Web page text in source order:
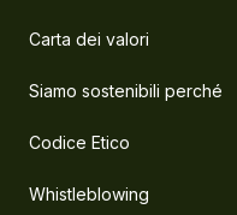
Carta dei valori
Siamo sostenibili perché
Codice Etico
Whistleblowing